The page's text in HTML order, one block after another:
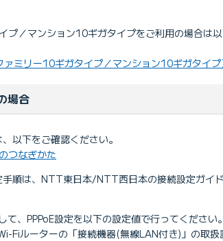
プ／マンション10ギガタイプをご利用の場合は
ミリー10ギガタイプ／マンション10ギガタイプ
場合
以下をご確認ください。
つなぎかた
順は、NTT東日本/NTT西日本の接続設定ガイ
、PPPoE設定を以下の設定値で行ってください。
Fiルーターの「接続機器(無線LAN付き)」の取扱